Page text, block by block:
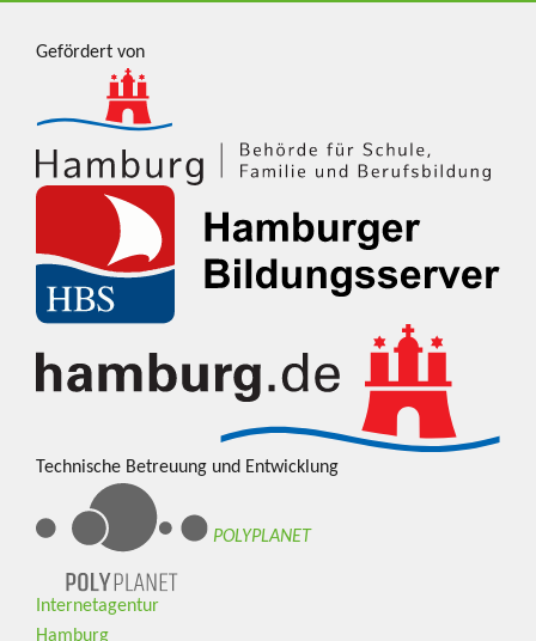
Gefördert von
Technische Betreuung und Entwicklung
POLYPLANET
Internetagentur
Hamburg